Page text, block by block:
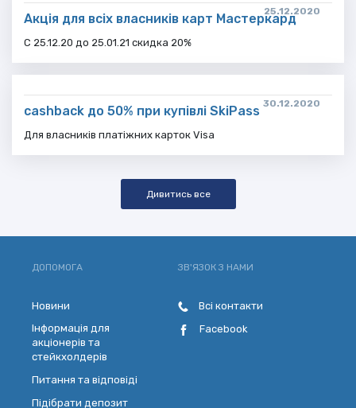
25.12.2020
Акція для всіх власників карт Мастеркард
С 25.12.20 до 25.01.21 скидка 20%
30.12.2020
cashback до 50% при купівлі SkiPass
Для власників платіжних карток Visa
Дивитись все
ДОПОМОГА
Новини
Інформація для
акціонерів та
стейкхолдерів
Питання та відповіді
Підібрати депозит
ЗВ'ЯЗОК З НАМИ
Всі контакти
Facebook